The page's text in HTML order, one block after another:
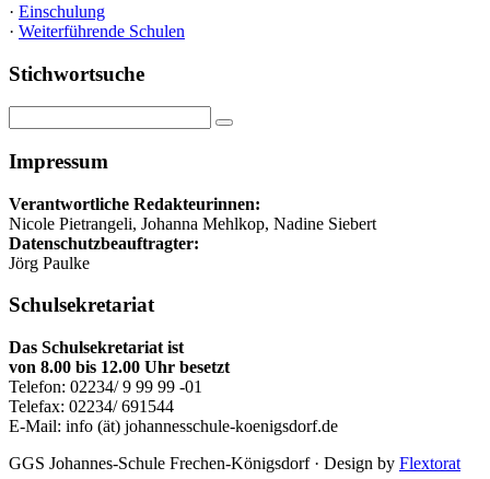
· Einschulung
· Weiterführende Schulen
Stichwortsuche
Impressum
Verantwortliche Redakteurinnen:
Nicole Pietrangeli, Johanna Mehlkop, Nadine Siebert
Datenschutzbeauftragter:
Jörg Paulke
Schulsekretariat
Das Schulsekretariat ist
von 8.00 bis 12.00 Uhr besetzt
Telefon: 02234/ 9 99 99 -01
Telefax: 02234/ 691544
E-Mail: info (ät) johannesschule-koenigsdorf.de
GGS Johannes-Schule Frechen-Königsdorf · Design by Flextorat